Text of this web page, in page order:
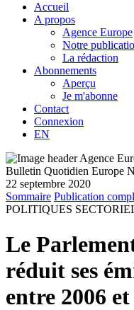
Accueil
A propos
Agence Europe
Notre
La rédaction
Abonnements
Aperçu
Je m'abonne
Contact
Connexion
EN
Bulletin Quotidien Europe
22 septembre 2020
Sommaire Publication
POLITIQUES
Le
réduit ses
entre 2006